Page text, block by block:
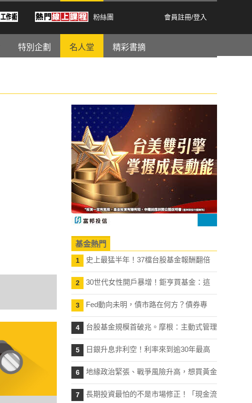
粉絲團 會員註冊/登入
特別企劃 名人堂 精彩書摘
基金熱門
1 史上最猛半年！37檔台股基金報酬翻倍
2 30世代女性開戶暴增！鉅亨買基金：這
3 Fed動向未明，債市路在何方？債券專
4 台股基金規模首破兆。摩根：主動式管理
5 日銀升息非利空！利率來到逾30年最高
6 地緣政治緊張、戰爭風險升高，想買黃金
7 長期投資最怕的不是市場修正！「現金流